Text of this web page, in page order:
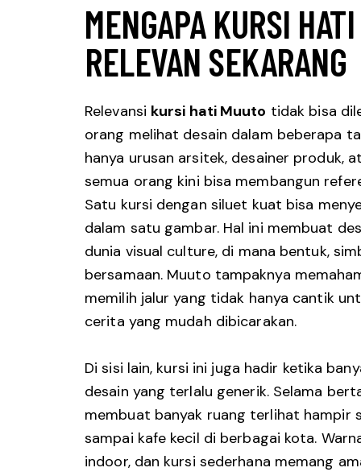
MENGAPA KURSI
RELEVAN SEKARANG
Relevansi kursi hati Muuto tidak bisa
orang melihat desain dalam beberapa
hanya urusan arsitek, desainer produk,
semua orang kini bisa membangun
Satu kursi dengan siluet kuat bisa
dalam satu gambar. Hal ini membuat
dunia visual culture, di mana bentuk,
bersamaan. Muuto tampaknya
memilih jalur yang tidak hanya cantik
cerita yang mudah dibicarakan.
Di sisi lain, kursi ini juga hadir ketika
desain yang terlalu generik. Selama
membuat banyak ruang terlihat hampir
sampai kafe kecil di berbagai kota.
indoor, dan kursi sederhana memang